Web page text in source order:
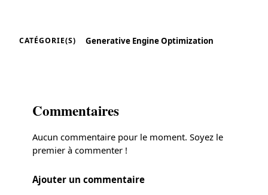
CATÉGORIE(S) Generative Engine Optimization
Commentaires
Aucun commentaire pour le moment. Soyez le
premier à commenter !
Ajouter un commentaire